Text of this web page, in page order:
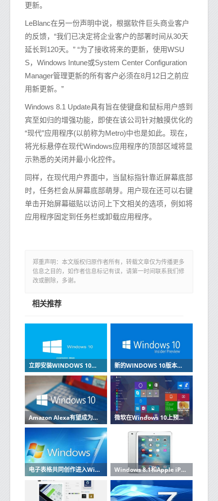
更新。
LeBlanc在另一份声明中说，根据软件巨头商业客户
的反馈，“我们已决定将企业客户的部署时间从30天
延长到120天。” “为了接收将来的更新，使用WSU
S，Windows Intune或System Center Configuration
Manager管理更新的所有客户必须在8月12日之前应
用新更新。”
Windows 8.1 Update具有旨在使键盘和鼠标用户感到
宾至如归的增强功能，即使在该公司针对触摸优化的
“现代”应用程序(以前称为Metro)中也是如此。现在，
将光标悬停在现代Windows应用程序的顶部区域将显
示熟悉的关闭并最小化控件。
同样，在现代用户界面中，当鼠标指针靠近屏幕底部
时，任务栏会从屏幕底部萌芽。用户现在还可以右键
单击开始屏幕磁贴以访问上下文相关的选项，例如将
应用程序固定到任务栏或卸载应用程序。
郑重声明：本文版权归原作者所有，转载文章仅为传播更多
信息之目的，如作者信息标记有误，请第一时间联系我们修
改或删除，多谢。
相关推荐
立即安装WINDOWS 10的2019年8月更新 新的WINDOWS 10版本增加了GPU临时监控桌面重命名和设置更新
Amazon Alexa有望成为Windows 10 PC上的强大业务工具 微软在Windows 10上预览节省空间的OneDrive功能
电子表格共同创作进入Windows Desktop上的Microsoft Excel Windows 8.1和Apple iPad的OneNote笔记应用程序现在可以分析笔迹